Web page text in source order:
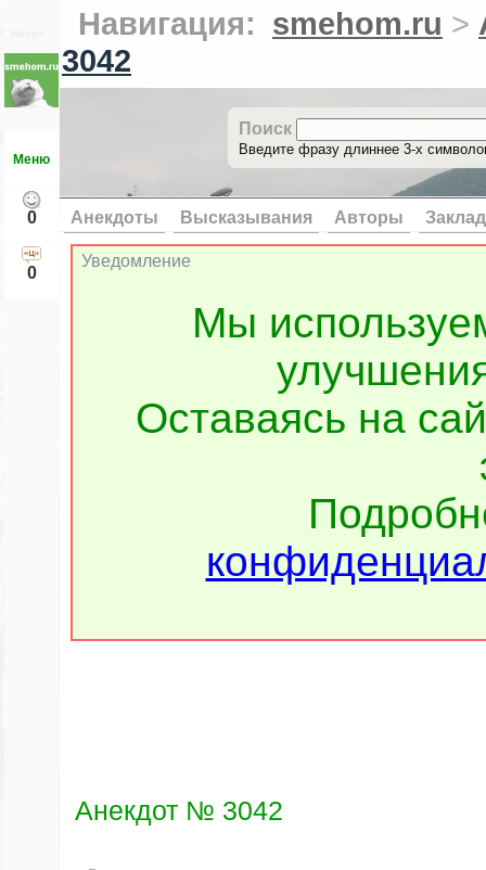
Меню
0
0
Навигация: smehom.ru >
3042
Поиск
Введите фразу длиннее 3-х
Анекдоты Высказывания Авторы
Уведомление
Мы
Оставаясь на
Анекдот № 3042